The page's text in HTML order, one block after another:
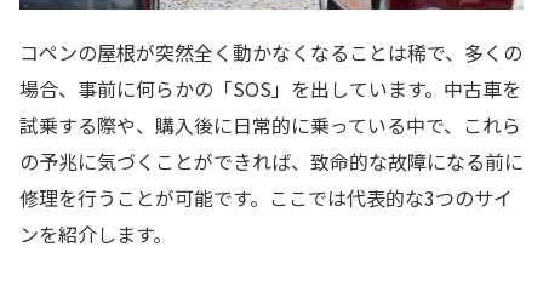
コペンの屋根が突然全く動かなくなることは稀で、多くの
場合、事前に何らかの「SOS」を出しています。中古車を
試乗する際や、購入後に日常的に乗っている中で、これら
の予兆に気づくことができれば、致命的な故障になる前に
修理を行うことが可能です。ここでは代表的な3つのサイ
ンを紹介します。